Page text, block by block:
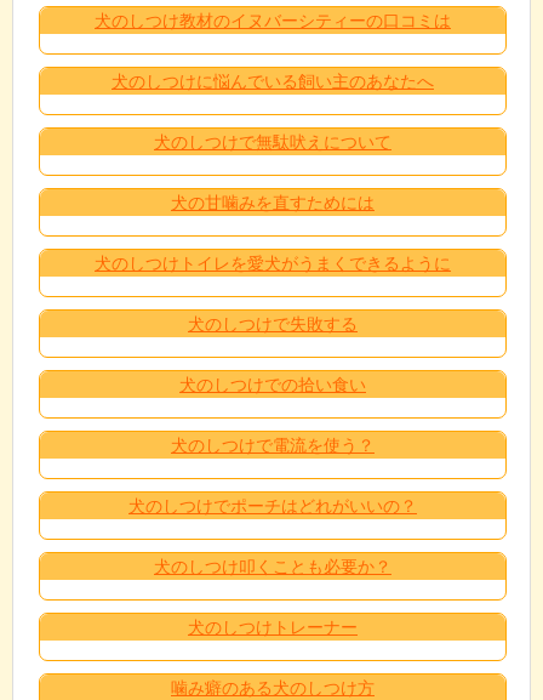
犬のしつけ教材のイヌバーシティーの口コミは
犬のしつけに悩んでいる飼い主のあなたへ
犬のしつけで無駄吠えについて
犬の甘噛みを直すためには
犬のしつけトイレを愛犬がうまくできるように
犬のしつけで失敗する
犬のしつけでの拾い食い
犬のしつけで電流を使う？
犬のしつけでポーチはどれがいいの？
犬のしつけ叩くことも必要か？
犬のしつけトレーナー
噛み癖のある犬のしつけ方